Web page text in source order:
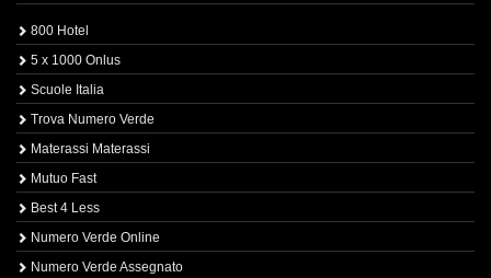
800 Hotel
5 x 1000 Onlus
Scuole Italia
Trova Numero Verde
Materassi Materassi
Mutuo Fast
Best 4 Less
Numero Verde Online
Numero Verde Assegnato